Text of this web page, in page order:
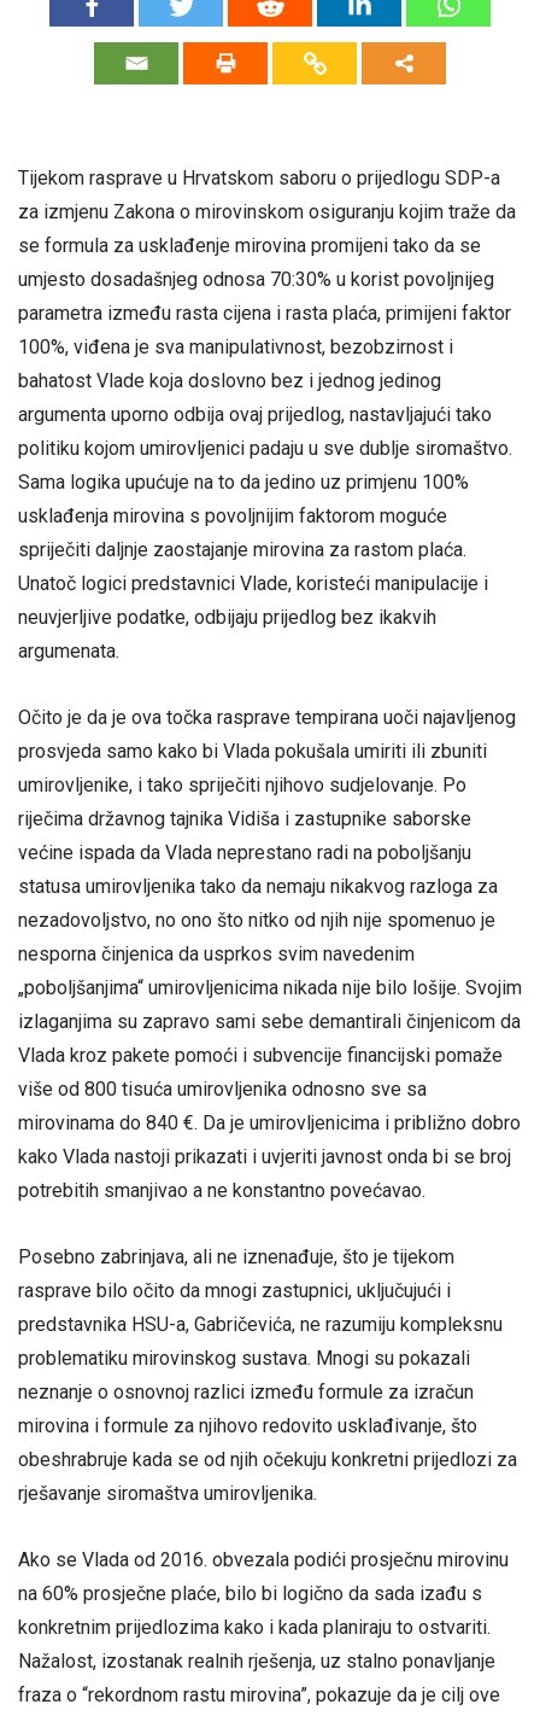
Tijekom rasprave u Hrvatskom saboru o prijedlogu SDP-a
za izmjenu Zakona o mirovinskom osiguranju kojim traže da
se formula za usklađenje mirovina promijeni tako da se
umjesto dosadašnjeg odnosa 70:30% u korist povoljnijeg
parametra između rasta cijena i rasta plaća, primijeni faktor
100%, viđena je sva manipulativnost, bezobzirnost i
bahatost Vlade koja doslovno bez i jednog jedinog
argumenta uporno odbija ovaj prijedlog, nastavljajući tako
politiku kojom umirovljenici padaju u sve dublje siromaštvo.
Sama logika upućuje na to da jedino uz primjenu 100%
usklađenja mirovina s povoljnijim faktorom moguće
spriječiti daljnje zaostajanje mirovina za rastom plaća.
Unatoč logici predstavnici Vlade, koristeći manipulacije i
neuvjerljive podatke, odbijaju prijedlog bez ikakvih
argumenata.
Očito je da je ova točka rasprave tempirana uoči najavljenog
prosvjeda samo kako bi Vlada pokušala umiriti ili zbuniti
umirovljenike, i tako spriječiti njihovo sudjelovanje. Po
riječima državnog tajnika Vidiša i zastupnike saborske
većine ispada da Vlada neprestano radi na poboljšanju
statusa umirovljenika tako da nemaju nikakvog razloga za
nezadovoljstvo, no ono što nitko od njih nije spomenuo je
nesporna činjenica da usprkos svim navedenim
„poboljšanjima“ umirovljenicima nikada nije bilo lošije. Svojim
izlaganjima su zapravo sami sebe demantirali činjenicom da
Vlada kroz pakete pomoći i subvencije financijski pomaže
više od 800 tisuća umirovljenika odnosno sve sa
mirovinama do 840 €. Da je umirovljenicima i približno dobro
kako Vlada nastoji prikazati i uvjeriti javnost onda bi se broj
potrebitih smanjivao a ne konstantno povećavao.
Posebno zabrinjava, ali ne iznenađuje, što je tijekom
rasprave bilo očito da mnogi zastupnici, uključujući i
predstavnika HSU-a, Gabričevića, ne razumiju kompleksnu
problematiku mirovinskog sustava. Mnogi su pokazali
neznanje o osnovnoj razlici između formule za izračun
mirovina i formule za njihovo redovito usklađivanje, što
obeshrabruje kada se od njih očekuju konkretni prijedlozi za
rješavanje siromaštva umirovljenika.
Ako se Vlada od 2016. obvezala podići prosječnu mirovinu
na 60% prosječne plaće, bilo bi logično da sada izađu s
konkretnim prijedlozima kako i kada planiraju to ostvariti.
Nažalost, izostanak realnih rješenja, uz stalno ponavljanje
fraza o “rekordnom rastu mirovina”, pokazuje da je cilj ove